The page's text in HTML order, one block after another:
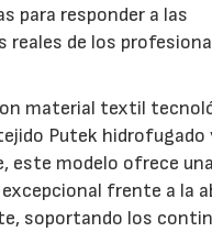
para responder a las
reales de los
material textil
Putek hidrofugado
este modelo ofrece una
frente a la
soportando los